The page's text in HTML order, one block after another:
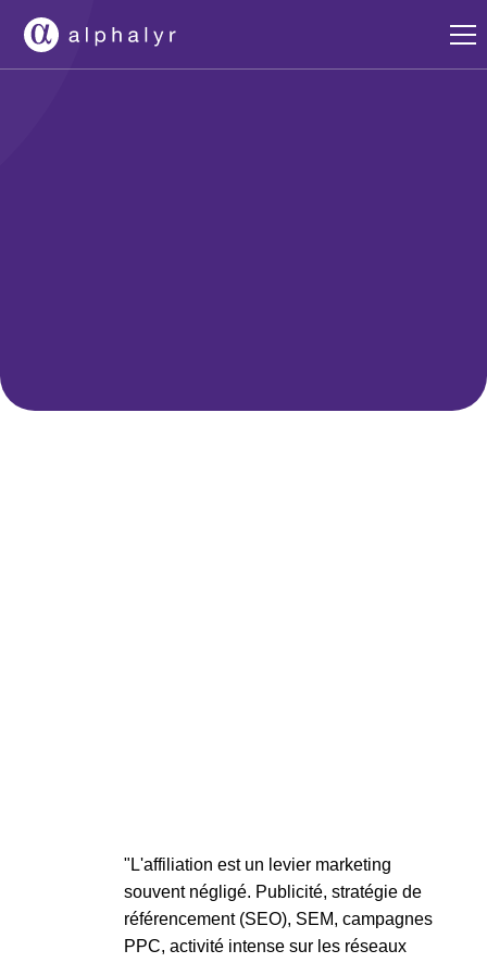
"L'affiliation est un levier marketing
souvent négligé. Publicité, stratégie de
référencement (SEO), SEM, campagnes
PPC, activité intense sur les réseaux